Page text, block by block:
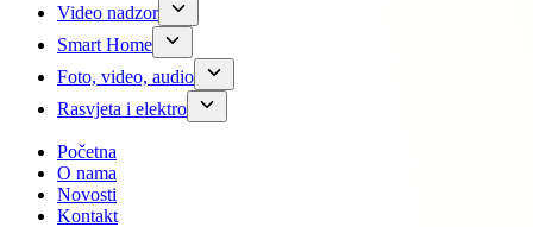
Video nadzor
Smart Home
Foto, video, audio
Rasvjeta i elektro
Početna
O nama
Novosti
Kontakt